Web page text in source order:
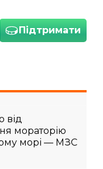
Підтримати
від
мораторію
морі — МЗС